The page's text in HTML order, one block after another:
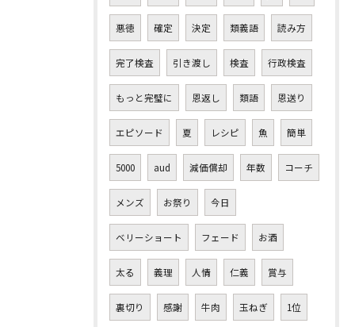
悪徳 確定 決定 類義語 読み方
完了検査 引き渡し 検査 行政検査
もっと完璧に 恩返し 類語 恩送り
エピソード 夏 レシピ 魚 簡単
5000 aud 減価償却 年数 コーチ
メンズ お祭り 今日
ベリーショート フェード お酒
太る 義理 人情 仁義 賞与
裏切り 感謝 牛肉 玉ねぎ 1位